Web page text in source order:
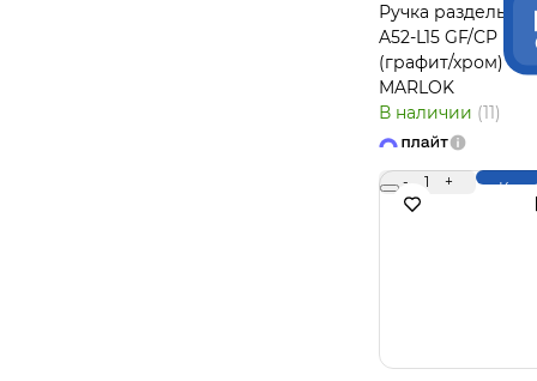
Ручка раздельная
A52-L15 GF/CP
(графит/хром)
MARLOK
В наличии (11)
- 1 +